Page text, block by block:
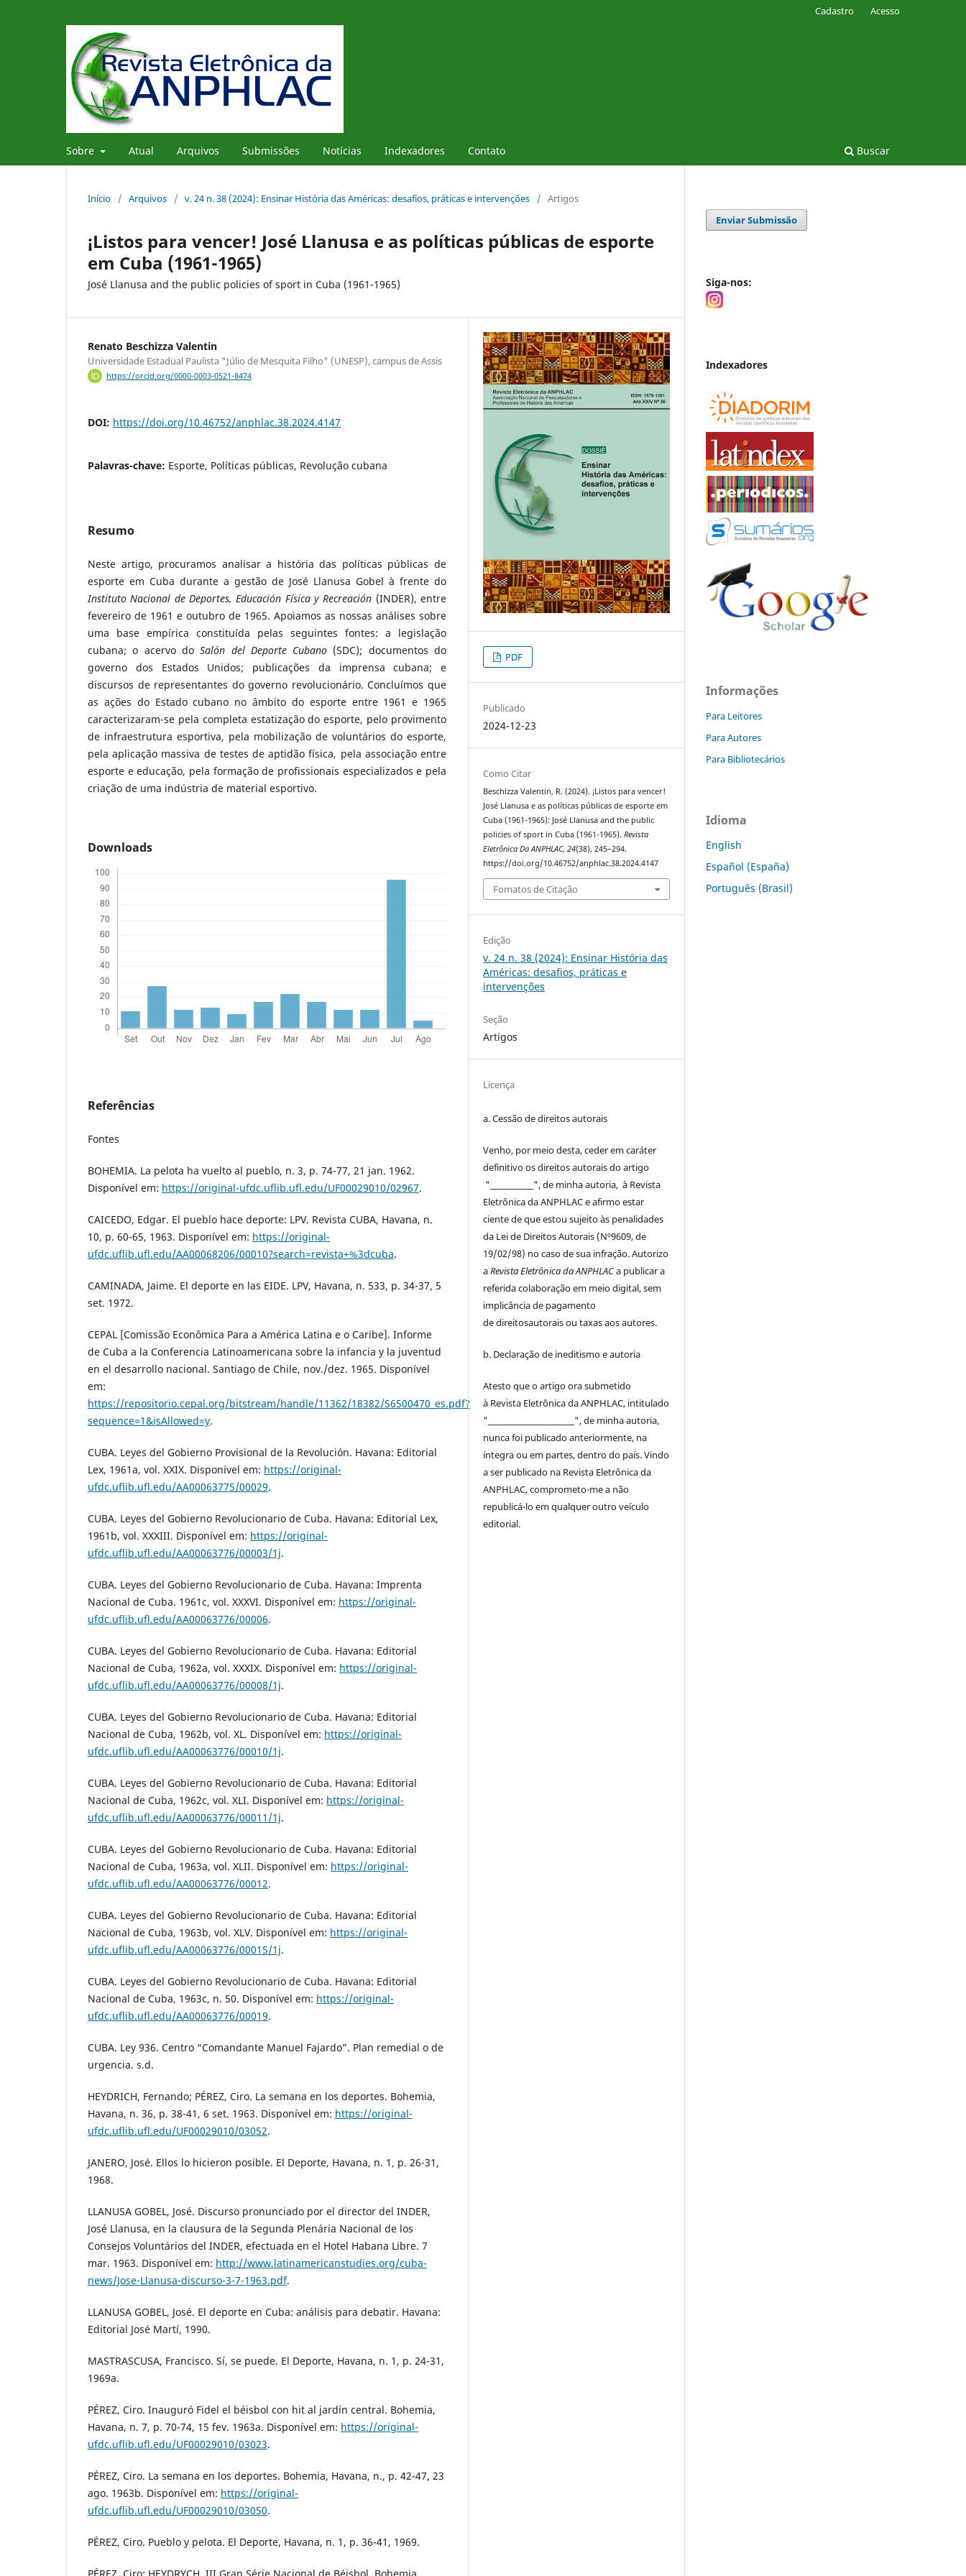
Sobre Atual Arquivos Submissões Notícias Indexadores Contato Buscar
Cadastro Acesso
Início / Arquivos / v. 24 n. 38 (2024): Ensinar História das Américas: desafios, práticas e intervenções / Artigos
¡Listos para vencer! José Llanusa e as políticas públicas de esporte
em Cuba (1961-1965)
José Llanusa and the public policies of sport in Cuba (1961-1965)
Renato Beschizza Valentin
Universidade Estadual Paulista "Júlio de Mesquita Filho" (UNESP), campus de Assis
https://orcid.org/0000-0003-0521-8474
DOI: https://doi.org/10.46752/anphlac.38.2024.4147
Palavras-chave: Esporte, Políticas públicas, Revolução cubana
Resumo
Neste artigo, procuramos analisar a história das políticas públicas de
esporte em Cuba durante a gestão de José Llanusa Gobel à frente do
Instituto Nacional de Deportes, Educación Física y Recreación (INDER), entre
fevereiro de 1961 e outubro de 1965. Apoiamos as nossas análises sobre
uma base empírica constituída pelas seguintes fontes: a legislação
cubana; o acervo doSalón del Deporte Cubano (SDC); documentos do
governo dos Estados Unidos; publicações da imprensa cubana; e
discursos de representantes do governo revolucionário. Concluímos que
as ações do Estado cubano no âmbito do esporte entre 1961 e 1965
caracterizaram-se pela completa estatização do esporte, pelo provimento
de infraestrutura esportiva, pela mobilização de voluntários do esporte,
pela aplicação massiva de testes de aptidão física, pela associação entre
esporte e educação, pela formação de profissionais especializados e pela
criação de uma indústria de material esportivo.
Downloads
Referências
Fontes
BOHEMIA. La pelota ha vuelto al pueblo, n. 3, p. 74-77, 21 jan. 1962.
Disponível em: https://original-ufdc.uflib.ufl.edu/UF00029010/02967.
CAICEDO, Edgar. El pueblo hace deporte: LPV. Revista CUBA, Havana, n.
10, p. 60-65, 1963. Disponível em: https://original-
ufdc.uflib.ufl.edu/AA00068206/00010?search=revista+%3dcuba.
CAMINADA, Jaime. El deporte en las EIDE. LPV, Havana, n. 533, p. 34-37, 5
set. 1972.
CEPAL [Comissão Econômica Para a América Latina e o Caribe]. Informe
de Cuba a la Conferencia Latinoamericana sobre la infancia y la juventud
en el desarrollo nacional. Santiago de Chile, nov./dez. 1965. Disponível
em:
https://repositorio.cepal.org/bitstream/handle/11362/18382/S6500470_es.pdf?
sequence=1&isAllowed=y.
CUBA. Leyes del Gobierno Provisional de la Revolución. Havana: Editorial
Lex, 1961a, vol. XXIX. Disponível em: https://original-
ufdc.uflib.ufl.edu/AA00063775/00029.
CUBA. Leyes del Gobierno Revolucionario de Cuba. Havana: Editorial Lex,
1961b, vol. XXXIII. Disponível em: https://original-
ufdc.uflib.ufl.edu/AA00063776/00003/1j.
CUBA. Leyes del Gobierno Revolucionario de Cuba. Havana: Imprenta
Nacional de Cuba. 1961c, vol. XXXVI. Disponível em: https://original-
ufdc.uflib.ufl.edu/AA00063776/00006.
CUBA. Leyes del Gobierno Revolucionario de Cuba. Havana: Editorial
Nacional de Cuba, 1962a, vol. XXXIX. Disponível em: https://original-
ufdc.uflib.ufl.edu/AA00063776/00008/1j.
CUBA. Leyes del Gobierno Revolucionario de Cuba. Havana: Editorial
Nacional de Cuba, 1962b, vol. XL. Disponível em: https://original-
ufdc.uflib.ufl.edu/AA00063776/00010/1j.
CUBA. Leyes del Gobierno Revolucionario de Cuba. Havana: Editorial
Nacional de Cuba, 1962c, vol. XLI. Disponível em: https://original-
ufdc.uflib.ufl.edu/AA00063776/00011/1j.
CUBA. Leyes del Gobierno Revolucionario de Cuba. Havana: Editorial
Nacional de Cuba, 1963a, vol. XLII. Disponível em: https://original-
ufdc.uflib.ufl.edu/AA00063776/00012.
CUBA. Leyes del Gobierno Revolucionario de Cuba. Havana: Editorial
Nacional de Cuba, 1963b, vol. XLV. Disponível em: https://original-
ufdc.uflib.ufl.edu/AA00063776/00015/1j.
CUBA. Leyes del Gobierno Revolucionario de Cuba. Havana: Editorial
Nacional de Cuba, 1963c, n. 50. Disponível em: https://original-
ufdc.uflib.ufl.edu/AA00063776/00019.
CUBA. Ley 936. Centro “Comandante Manuel Fajardo”. Plan remedial o de
urgencia. s.d.
HEYDRICH, Fernando; PÉREZ, Ciro. La semana en los deportes. Bohemia,
Havana, n. 36, p. 38-41, 6 set. 1963. Disponível em: https://original-
ufdc.uflib.ufl.edu/UF00029010/03052.
JANERO, José. Ellos lo hicieron posible. El Deporte, Havana, n. 1, p. 26-31,
1968.
LLANUSA GOBEL, José. Discurso pronunciado por el director del INDER,
José Llanusa, en la clausura de la Segunda Plenária Nacional de los
Consejos Voluntários del INDER, efectuada en el Hotel Habana Libre. 7
mar. 1963. Disponível em: http://www.latinamericanstudies.org/cuba-
news/Jose-Llanusa-discurso-3-7-1963.pdf.
LLANUSA GOBEL, José. El deporte en Cuba: análisis para debatir. Havana:
Editorial José Martí, 1990.
MASTRASCUSA, Francisco. Sí, se puede. El Deporte, Havana, n. 1, p. 24-31,
1969a.
PÉREZ, Ciro. Inauguró Fidel el béisbol con hit al jardín central. Bohemia,
Havana, n. 7, p. 70-74, 15 fev. 1963a. Disponível em: https://original-
ufdc.uflib.ufl.edu/UF00029010/03023.
PÉREZ, Ciro. La semana en los deportes. Bohemia, Havana, n., p. 42-47, 23
ago. 1963b. Disponível em: https://original-
ufdc.uflib.ufl.edu/UF00029010/03050.
PÉREZ, Ciro. Pueblo y pelota. El Deporte, Havana, n. 1, p. 36-41, 1969.
PDF
Publicado
2024-12-23
Como Citar
Beschizza Valentin, R. (2024). ¡Listos para vencer!
José Llanusa e as políticas públicas de esporte em
Cuba (1961-1965): José Llanusa and the public
policies of sport in Cuba (1961-1965).Revista
Eletrônica Da ANPHLAC,24(38), 245–294.
https://doi.org/10.46752/anphlac.38.2024.4147
Fomatos de Citação
Edição
v. 24 n. 38 (2024): Ensinar História das
Américas: desafios, práticas e
intervenções
Seção
Artigos
Licença
a. Cessão dedireitosautorais
Venho, por meio desta, ceder em caráter
definitivo osdireitosautoraisdo artigo
"____________", de minha autoria, à Revista
Eletrônica da ANPHLACe afirmo estar
ciente de que estou sujeito às penalidades
da Lei de DireitosAutorais (Nº9609, de
19/02/98) no caso de sua infração. Autorizo
aRevista Eletrônica da ANPHLACa publicar a
referida colaboração em meio digital, sem
implicância de pagamento
dedireitosautoraisou taxas aos autores.
b. Declaração de ineditismo e autoria
Atesto que o artigo ora submetido
à Revista Eletrônica da ANPHLAC, intitulado
"________________________", de minha autoria,
nunca foi publicado anteriormente, na
íntegra ou em partes, dentrodo país. Vindo
a ser publicado na Revista Eletrônica da
ANPHLAC, comprometo-me a não
republicá-lo em qualquer outro veículo
editorial.
Enviar Submissão
Siga-nos:
Indexadores
Informações
Para Leitores
Para Autores
Para Bibliotecários
Idioma
English
Español (España)
Português (Brasil)